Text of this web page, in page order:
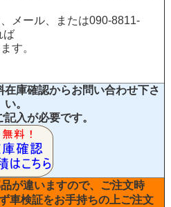
メール、または090-8811-
ば
す。
在庫確認からお問い合わせ下さ
い。
入が必要です。
が違いますので、ご注文時
車検証をお手持ちの上ご注文